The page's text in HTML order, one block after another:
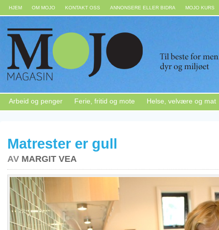
HJEM OM MOJO KONTAKT OSS ANNONSERE ELLER BIDRA MOJO KURS
Arbeid og penger Ferie, fritid og mote Helse, velvære og mat
Matrester er gull
AV MARGIT VEA